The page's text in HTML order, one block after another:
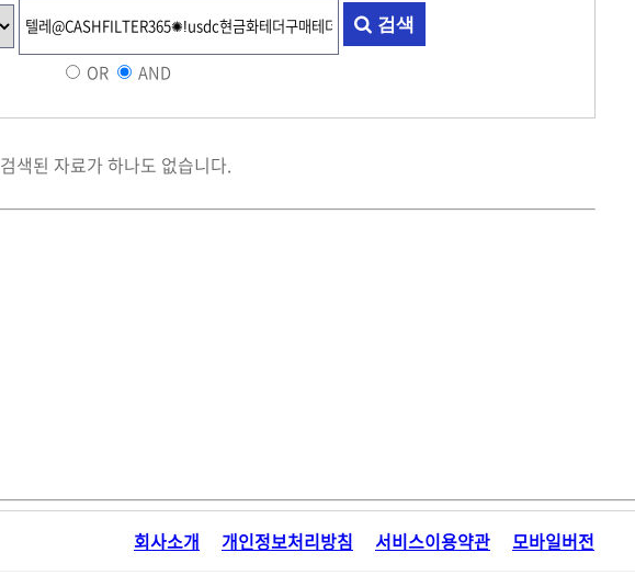
검색
OR AND
검색된 자료가 하나도 없습니다.
회사소개 개인정보처리방침 서비스이용약관 모바일버전